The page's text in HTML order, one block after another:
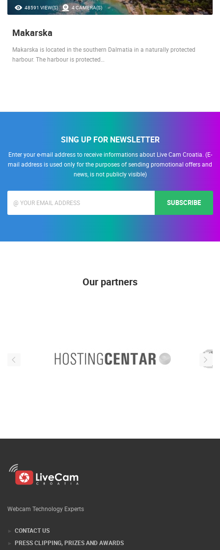
48591 VIEW(S) 4 CAMERA(S)
Makarska
Makarska is located in the southern Dalmatia in a naturally protected
harbour. The harbour is protected…
SING UP FOR NEWSLETTER
Enter your e-mail address to receive informations about Live Cam Croatia. (E-
mail address is used only for the purposes of sending promotional offers and
news, is not publicly visible)
SUBSCRIBE
Our partners
Webcam Technology Experts
CONTACT US
PRESS CLIPPING, PRIZES AND AWARDS